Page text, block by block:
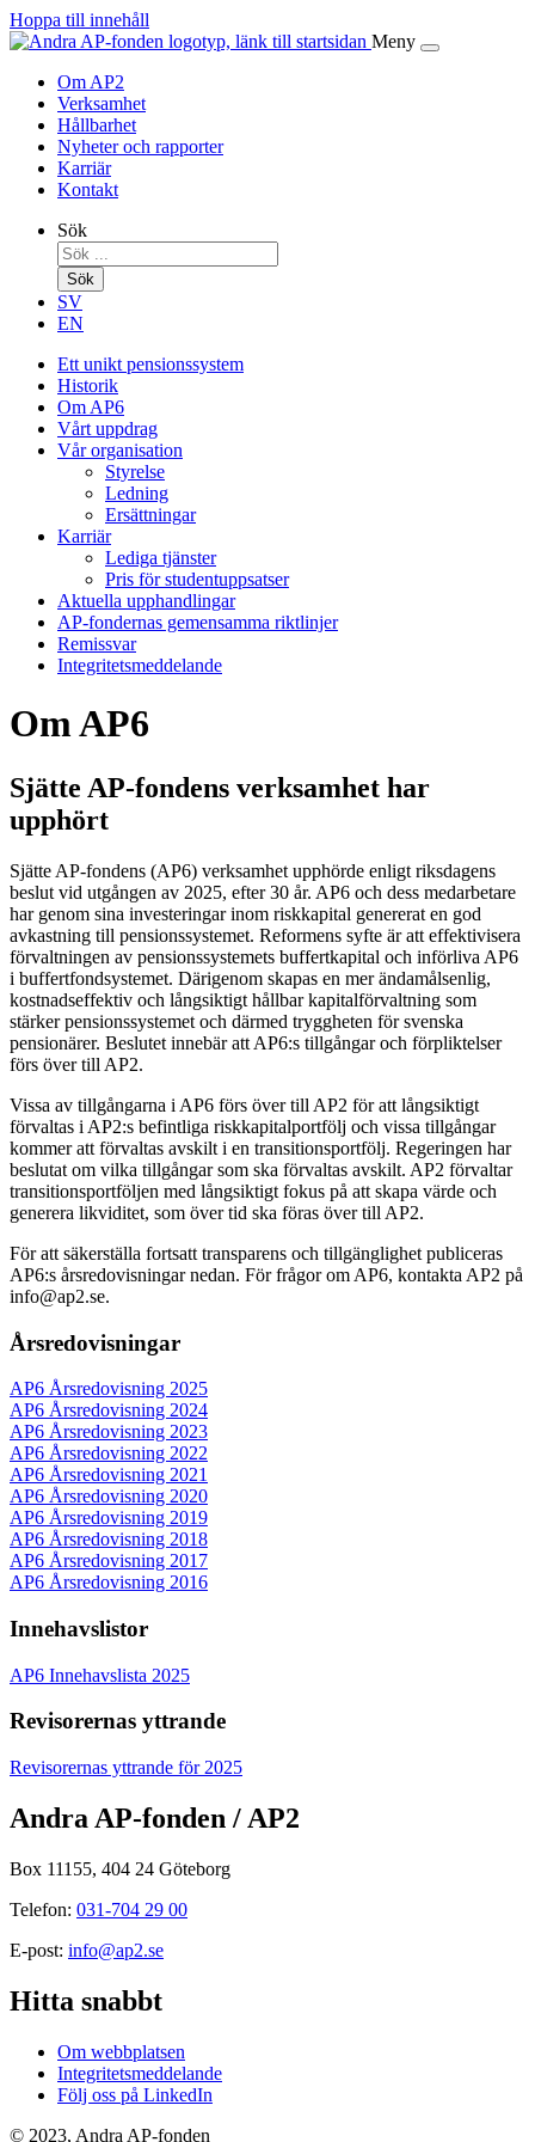
Hoppa till innehåll
Meny
Om AP2
Verksamhet
Hållbarhet
Nyheter och rapporter
Karriär
Kontakt
Sök
Sök
SV
EN
Ett unikt pensionssystem
Historik
Om AP6
Vårt uppdrag
Vår organisation
Styrelse
Ledning
Ersättningar
Karriär
Lediga tjänster
Pris för studentuppsatser
Aktuella upphandlingar
AP-fondernas gemensamma riktlinjer
Remissvar
Integritetsmeddelande
Om AP6
Sjätte AP-fondens verksamhet har
upphört
Sjätte AP-fondens (AP6) verksamhet upphörde enligt riksdagens
beslut vid utgången av 2025, efter 30 år. AP6 och dess medarbetare
har genom sina investeringar inom riskkapital genererat en god
avkastning till pensionssystemet. Reformens syfte är att effektivisera
förvaltningen av pensionssystemets buffertkapital och införliva AP6
i buffertfondsystemet. Därigenom skapas en mer ändamålsenlig,
kostnadseffektiv och långsiktigt hållbar kapitalförvaltning som
stärker pensionssystemet och därmed tryggheten för svenska
pensionärer. Beslutet innebär att AP6:s tillgångar och förpliktelser
förs över till AP2.
Vissa av tillgångarna i AP6 förs över till AP2 för att långsiktigt
förvaltas i AP2:s befintliga riskkapitalportfölj och vissa tillgångar
kommer att förvaltas avskilt i en transitionsportfölj. Regeringen har
beslutat om vilka tillgångar som ska förvaltas avskilt. AP2 förvaltar
transitionsportföljen med långsiktigt fokus på att skapa värde och
generera likviditet, som över tid ska föras över till AP2.
För att säkerställa fortsatt transparens och tillgänglighet publiceras
AP6:s årsredovisningar nedan. För frågor om AP6, kontakta AP2 på
info@ap2.se.
Årsredovisningar
AP6 Årsredovisning 2025
AP6 Årsredovisning 2024
AP6 Årsredovisning 2023
AP6 Årsredovisning 2022
AP6 Årsredovisning 2021
AP6 Årsredovisning 2020
AP6 Årsredovisning 2019
AP6 Årsredovisning 2018
AP6 Årsredovisning 2017
AP6 Årsredovisning 2016
Innehavslistor
AP6 Innehavslista 2025
Revisorernas yttrande
Revisorernas yttrande för 2025
Andra AP-fonden / AP2
Box 11155, 404 24 Göteborg
Telefon: 031-704 29 00
E-post: info@ap2.se
Hitta snabbt
Om webbplatsen
Integritetsmeddelande
Följ oss på LinkedIn
© 2023, Andra AP-fonden